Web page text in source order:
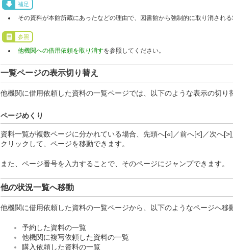
補足
その資料が本館所蔵にあったなどの理由で、図書館から強制的に取り消され
参照
他機関への借用依頼を取り消すを参照してください。
一覧ページの表示切り替え
他機関に借用依頼した資料の一覧ページでは、以下のような表示の切り
ページめくり
資料一覧が複数ページに分かれている場合、先頭へ[«]／前へ[<]／次へ
クリックして、ページを移動できます。
また、ページ番号を入力することで、そのページにジャンプできます。
他の状況一覧へ移動
他機関に借用依頼した資料の一覧ページから、以下のようなページへ移
予約した資料の一覧
他機関に複写依頼した資料の一覧
購入依頼した資料の一覧